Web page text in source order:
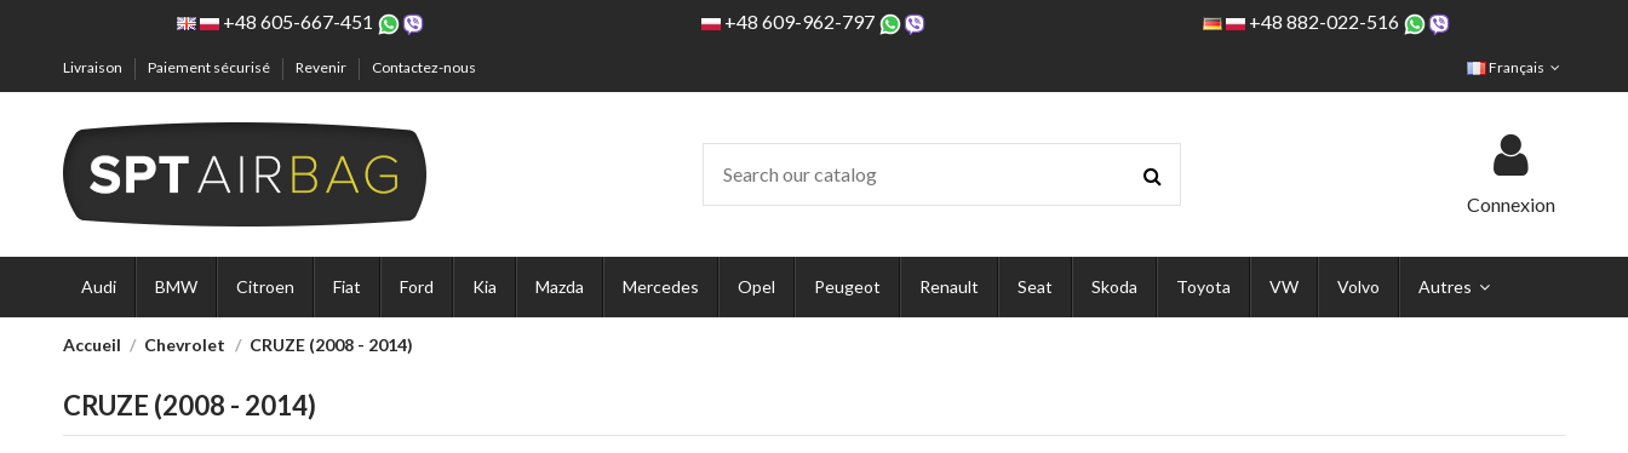
+48 605-667-451 +48 609-962-797 +48 882-022-516
Livraison Paiement sécurisé Revenir Contactez-nous Français
Connexion
Audi BMW Citroen Fiat Ford Kia Mazda Mercedes Opel Peugeot Renault Seat Skoda Toyota VW Volvo Autres
Accueil Chevrolet CRUZE (2008 - 2014)
CRUZE (2008 - 2014)